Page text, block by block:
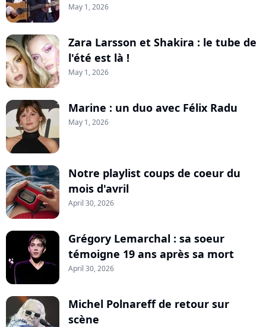
May 1, 2026
Zara Larsson et Shakira : le tube de
l'été est là !
May 1, 2026
Marine : un duo avec Félix Radu
May 1, 2026
Notre playlist coups de coeur du
mois d'avril
April 30, 2026
Grégory Lemarchal : sa soeur
témoigne 19 ans après sa mort
April 30, 2026
Michel Polnareff de retour sur
scène